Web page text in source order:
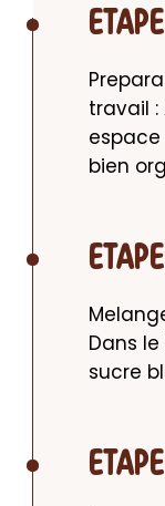
travail :
bien
Dans
sucre